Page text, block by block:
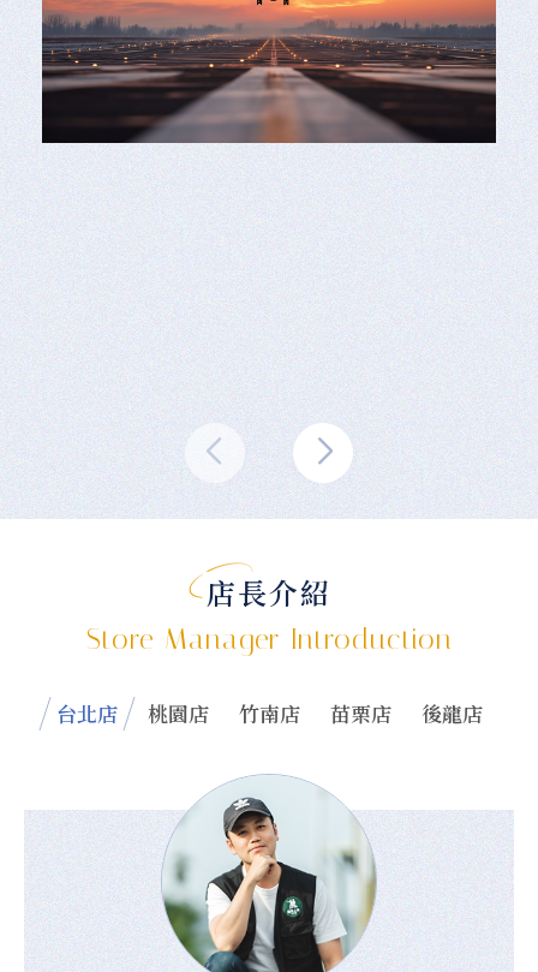
店長介紹
Store Manager Introduction
台北店 桃園店 竹南店 苗栗店 後龍店